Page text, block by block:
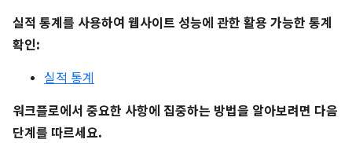
실적 통계를 사용하여 웹사이트 성능에 관한 활용 가능한 통계
확인:
실적 통계
워크플로에서 중요한 사항에 집중하는 방법을 알아보려면 다음
단계를 따르세요.